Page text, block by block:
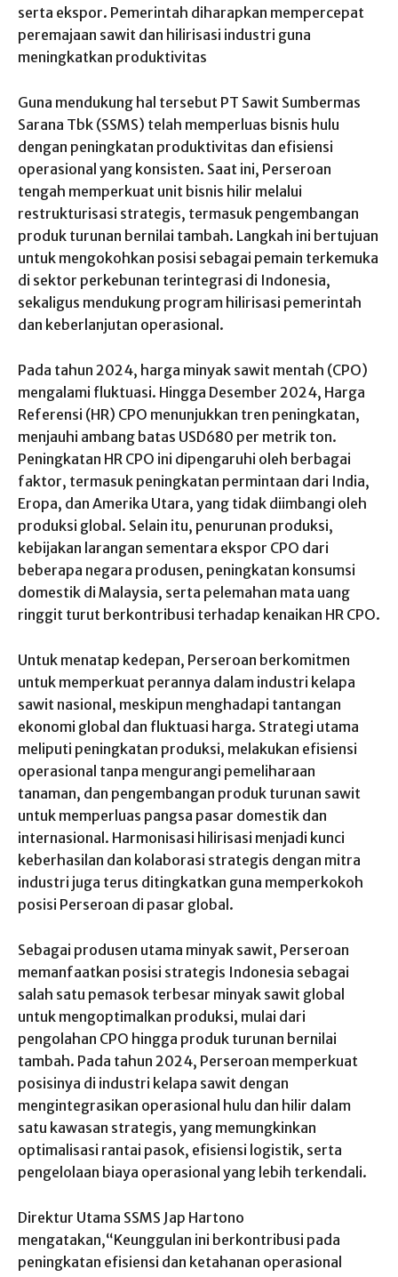
serta ekspor. Pemerintah diharapkan mempercepat
peremajaan sawit dan hilirisasi industri guna
meningkatkan produktivitas
Guna mendukung hal tersebut PT Sawit Sumbermas
Sarana Tbk (SSMS) telah memperluas bisnis hulu
dengan peningkatan produktivitas dan efisiensi
operasional yang konsisten. Saat ini, Perseroan
tengah memperkuat unit bisnis hilir melalui
restrukturisasi strategis, termasuk pengembangan
produk turunan bernilai tambah. Langkah ini bertujuan
untuk mengokohkan posisi sebagai pemain terkemuka
di sektor perkebunan terintegrasi di Indonesia,
sekaligus mendukung program hilirisasi pemerintah
dan keberlanjutan operasional.
Pada tahun 2024, harga minyak sawit mentah (CPO)
mengalami fluktuasi. Hingga Desember 2024, Harga
Referensi (HR) CPO menunjukkan tren peningkatan,
menjauhi ambang batas USD680 per metrik ton.
Peningkatan HR CPO ini dipengaruhi oleh berbagai
faktor, termasuk peningkatan permintaan dari India,
Eropa, dan Amerika Utara, yang tidak diimbangi oleh
produksi global. Selain itu, penurunan produksi,
kebijakan larangan sementara ekspor CPO dari
beberapa negara produsen, peningkatan konsumsi
domestik di Malaysia, serta pelemahan mata uang
ringgit turut berkontribusi terhadap kenaikan HR CPO.
Untuk menatap kedepan, Perseroan berkomitmen
untuk memperkuat perannya dalam industri kelapa
sawit nasional, meskipun menghadapi tantangan
ekonomi global dan fluktuasi harga. Strategi utama
meliputi peningkatan produksi, melakukan efisiensi
operasional tanpa mengurangi pemeliharaan
tanaman, dan pengembangan produk turunan sawit
untuk memperluas pangsa pasar domestik dan
internasional. Harmonisasi hilirisasi menjadi kunci
keberhasilan dan kolaborasi strategis dengan mitra
industri juga terus ditingkatkan guna memperkokoh
posisi Perseroan di pasar global.
Sebagai produsen utama minyak sawit, Perseroan
memanfaatkan posisi strategis Indonesia sebagai
salah satu pemasok terbesar minyak sawit global
untuk mengoptimalkan produksi, mulai dari
pengolahan CPO hingga produk turunan bernilai
tambah. Pada tahun 2024, Perseroan memperkuat
posisinya di industri kelapa sawit dengan
mengintegrasikan operasional hulu dan hilir dalam
satu kawasan strategis, yang memungkinkan
optimalisasi rantai pasok, efisiensi logistik, serta
pengelolaan biaya operasional yang lebih terkendali.
Direktur Utama SSMS Jap Hartono
mengatakan,“Keunggulan ini berkontribusi pada
peningkatan efisiensi dan ketahanan operasional